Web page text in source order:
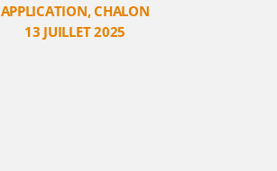
APPLICATION,CHALON
13 JUILLET 2025